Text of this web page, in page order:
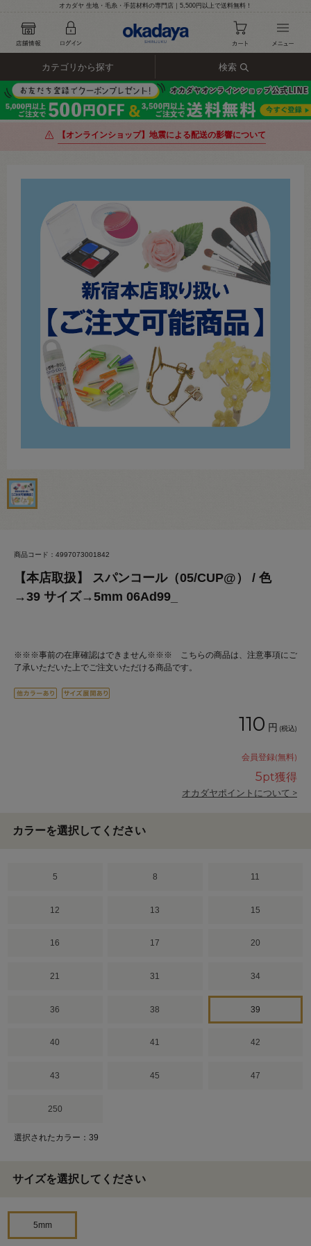
オカダヤ 生地・毛糸・手芸材料の専門店｜5,500円以上で送料無料！
カテゴリから探す 検索
【オンラインショップ】地震による配送の影響について
商品コード：4997073001842
【本店取扱】 スパンコール（05/CUP@） / 色
→39 サイズ→5mm 06Ad99_
※※※事前の在庫確認はできません※※※ こちらの商品は、注意事項にご
了承いただいた上でご注文いただける商品です。
110 円 (税込)
会員登録(無料)
5pt獲得
オカダヤポイントについて >
カラーを選択してください
5 8 11
12 13 15
16 17 20
21 31 34
36 38 39
40 41 42
43 45 47
250
選択されたカラー：39
サイズを選択してください
5mm